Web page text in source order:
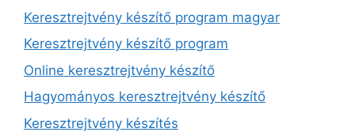
Keresztrejtvény készítő program magyar
Keresztrejtvény készítő program
Online keresztrejtvény készítő
Hagyományos keresztrejtvény készítő
Keresztrejtvény készítés